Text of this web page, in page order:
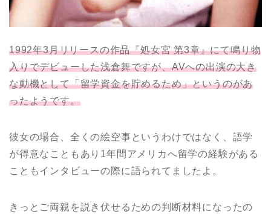
1992年3月リリースの作品『処女宮 第3章』にて鳴り物
入りでデビューした浅倉舞ですが、AVへの出演の大き
な動機として「留学資金を貯めるため」というのがあ
ったようです。
彼女の場合、全くの絵空事というわけではなく、語学
が得意なこともあり1年間アメリカへ留学の経験がある
こともインタビューの際に語られてましたよ。
きっとご両親を説き伏せるための判断材料になったの